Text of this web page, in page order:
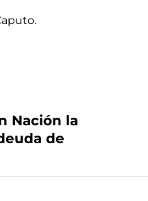
Nación la
de